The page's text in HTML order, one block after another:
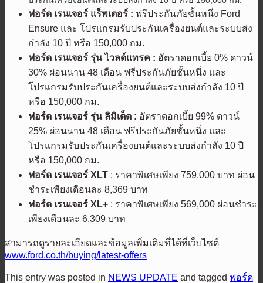
ฟอร์ด เรนเจอร์ แร็พเตอร์ : ฟรีประกันภัยชั้นหนึ่ง Ford
Ensure และ โปรแกรมรับประกันเครื่องยนต์และระบบส่ง
กำลัง 10 ปี หรือ 150,000 กม.
ฟอร์ด เรนเจอร์ รุ่น ไวลด์แทรค : อัตราดอกเบี้ย 0% ดาวน์
30% ผ่อนนาน 48 เดือน ฟรีประกันภัยชั้นหนึ่ง และ
โปรแกรมรับประกันเครื่องยนต์และระบบส่งกำลัง 10 ปี
หรือ 150,000 กม.
ฟอร์ด เรนเจอร์ รุ่น ลิมิเต็ด : อัตราดอกเบี้ย 99% ดาวน์
25% ผ่อนนาน 48 เดือน ฟรีประกันภัยชั้นหนึ่ง และ
โปรแกรมรับประกันเครื่องยนต์และระบบส่งกำลัง 10 ปี
หรือ 150,000 กม.
ฟอร์ด เรนเจอร์ XLT : ราคาพิเศษเพียง 759,000 บาท ผ่อน
ชำระเพียงเดือนละ 8,369 บาท
ฟอร์ด เรนเจอร์ XL+ : ราคาพิเศษเพียง 569,000 ผ่อนชำระ
เพียงเดือนละ 6,309 บาท
สามารถดูรายละเอียดและข้อมูลเพิ่มเติมที่ได้ที่เว็บไซต์
www.ford.co.th/buying/latest-offers
This entry was posted in NEWS UPDATE and tagged ฟอร์ด